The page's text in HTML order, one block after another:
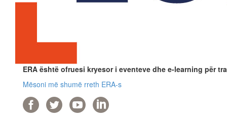
ERA është ofruesi kryesor i eventeve dhe e-learning për
Mësoni më shumë rreth ERA-s